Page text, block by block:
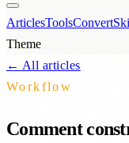
ArticlesToolsConvert
Theme
← All articles
Workflow
Comment